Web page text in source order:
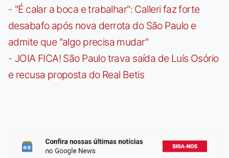
- "É calar a boca e trabalhar": Calleri faz forte
desabafo após nova derrota do São Paulo e
admite que "algo precisa mudar"
- JOIA FICA! São Paulo trava saída de Luís Osório
e recusa proposta do Real Betis